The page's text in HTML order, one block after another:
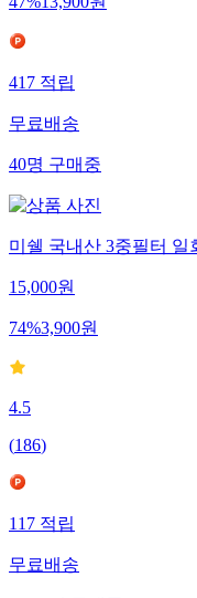
47%13,900원
417적립
무료배송
40명구매중
미쉘 국내산 3중필터 일
15,000원
74%3,900원
4.5
(186)
117적립
무료배송